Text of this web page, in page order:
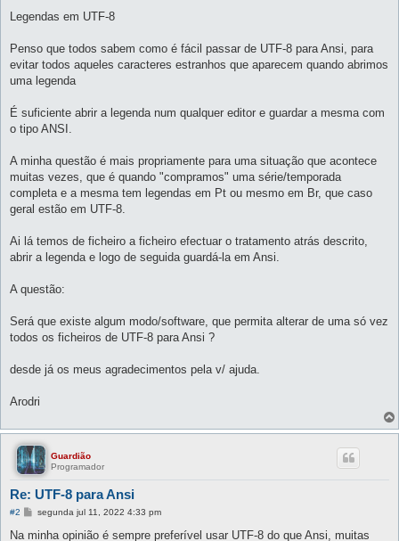
n
g
m
Legendas em UTF-8
Penso que todos sabem como é fácil passar de UTF-8 para Ansi, para
evitar todos aqueles caracteres estranhos que aparecem quando abrimos
uma legenda
É suficiente abrir a legenda num qualquer editor e guardar a mesma com
o tipo ANSI.
A minha questão é mais propriamente para uma situação que acontece
muitas vezes, que é quando "compramos" uma série/temporada
completa e a mesma tem legendas em Pt ou mesmo em Br, que caso
geral estão em UTF-8.
Ai lá temos de ficheiro a ficheiro efectuar o tratamento atrás descrito,
abrir a legenda e logo de seguida guardá-la em Ansi.
A questão:
Será que existe algum modo/software, que permita alterar de uma só vez
todos os ficheiros de UTF-8 para Ansi ?
desde já os meus agradecimentos pela v/ ajuda.
Arodri
Guardião
Programador
Re: UTF-8 para Ansi
#2
M
n
segunda jul 11, 2022 4:33 pm
Na minha opinião é sempre preferível usar UTF-8 do que Ansi, muitas